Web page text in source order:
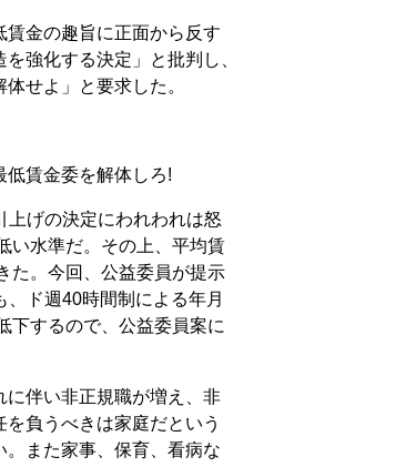
金の趣旨に正面から反す
強化する決定」と批判し、
せよ」と要求した。
賃金委を解体しろ!
上げの決定にわれわれは怒
い水準だ。その上、平均賃
た。今回、公益委員が提示
ド週40時間制による年月
下するので、公益委員案に
に伴い非正規職が増え、非
負うべきは家庭だという
また家事、保育、看病な